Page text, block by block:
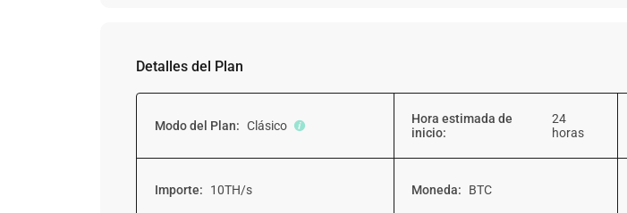
Detalles del Plan
Modo del Plan: Clásico
Hora estimada de
inicio:
24
horas
Importe: 10TH/s Moneda: BTC